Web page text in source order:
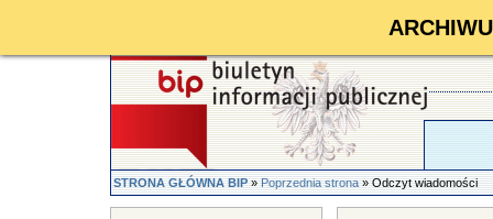
STRONA GŁÓWNA BIP»Poprzednia strona» Odczyt wiadomości